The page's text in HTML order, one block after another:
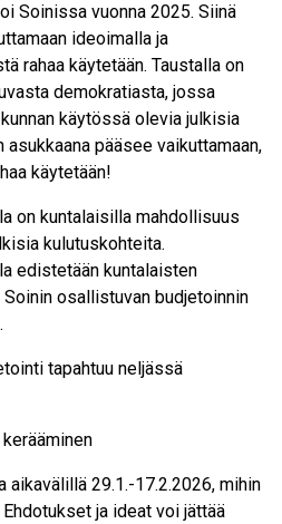
Soinissa vuonna 2025. Siinä
ideoimalla ja
rahaa käytetään. Taustalla on
demokratiasta, jossa
käytössä olevia julkisia
asukkaana pääsee vaikuttamaan,
käytetään!
on kuntalaisilla mahdollisuus
kulutuskohteita.
edistetään kuntalaisten
osallistuvan budjetoinnin
tapahtuu neljässä
29.1.-17.2.2026, mihin
ja ideat voi jättää